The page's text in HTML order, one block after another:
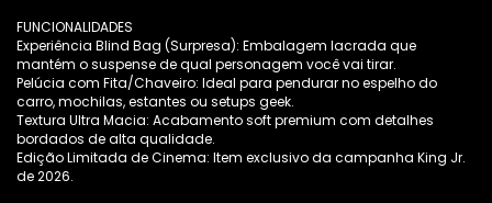
FUNCIONALIDADES
Experiência Blind Bag (Surpresa): Embalagem lacrada que
mantém o suspense de qual personagem você vai tirar.
Pelúcia com Fita/Chaveiro: Ideal para pendurar no espelho do
carro, mochilas, estantes ou setups geek.
Textura Ultra Macia: Acabamento soft premium com detalhes
bordados de alta qualidade.
Edição Limitada de Cinema: Item exclusivo da campanha King Jr.
de 2026.